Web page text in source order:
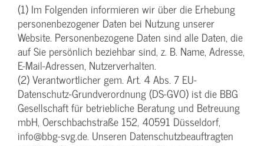
(1) Im Folgenden informieren wir über die Erhebung
personenbezogener Daten bei Nutzung unserer
Website. Personenbezogene Daten sind alle Daten, die
auf Sie persönlich beziehbar sind, z. B. Name, Adresse,
E-Mail-Adressen, Nutzerverhalten.
(2) Verantwortlicher gem. Art. 4 Abs. 7 EU-
Datenschutz-Grundverordnung (DS-GVO) ist die BBG
Gesellschaft für betriebliche Beratung und Betreuung
mbH, Oerschbachstraße 152, 40591 Düsseldorf,
info@bbg-svg.de. Unseren Datenschutzbeauftragten